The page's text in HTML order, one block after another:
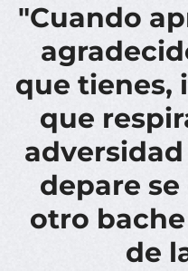
"Cuando
que tienes,
que
depare
otro
de